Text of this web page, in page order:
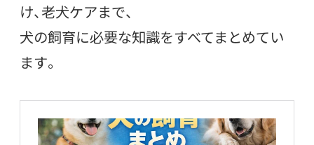
け、老犬ケアまで、
犬の飼育に必要な知識をすべてまとめてい
ます。